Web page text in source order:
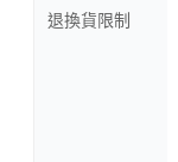
退換貨限制